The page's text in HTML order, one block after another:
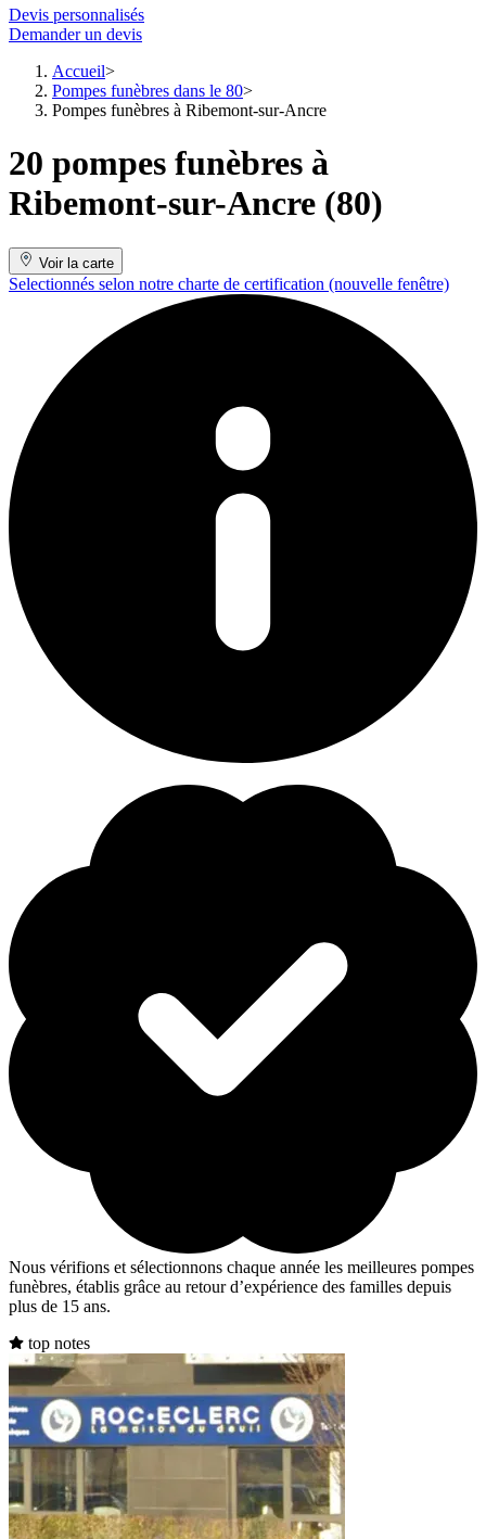
Devis personnalisés
Demander un devis
Accueil
Pompes funèbres dans le 80
Pompes funèbres à Ribemont-sur-Ancre
20 pompes funèbres à
Ribemont-sur-Ancre (80)
Voir la carte
Selectionnés selon notre charte de certification (nouvelle fenêtre)
Nous vérifions et sélectionnons chaque année les meilleures pompes
funèbres, établis grâce au retour d’expérience des familles depuis
plus de 15 ans.
top notes